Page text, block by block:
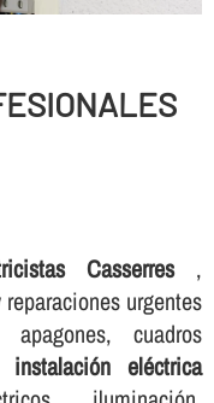
Casserres,
urgentes
cuadros
instalación eléctrica